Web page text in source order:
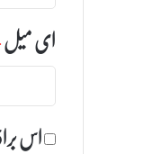
ای میل
اس